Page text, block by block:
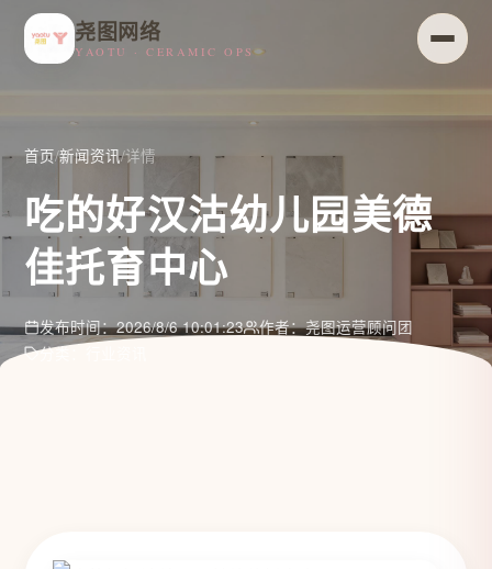
尧图网络
YAOTU · CERAMIC OPS
首页/新闻资讯/详情
吃的好汉沽幼儿园美德
佳托育中心
发布时间：2026/8/6 10:01:23
作者：尧图运营顾问团
分类：行业资讯